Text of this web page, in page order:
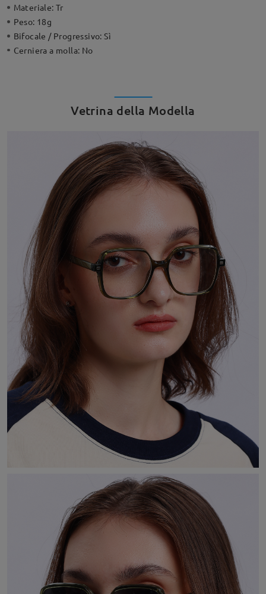
Materiale:Tr
Peso: 18g
Bifocale / Progressivo:Sì
Cerniera a molla: No
Vetrina della Modella